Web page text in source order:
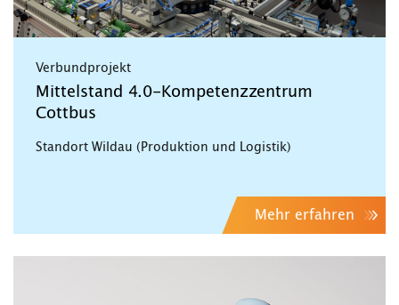
Verbundprojekt
Mittelstand 4.0-Kompetenzzentrum
Cottbus
Standort Wildau (Produktion und Logistik)
Mehr erfahren